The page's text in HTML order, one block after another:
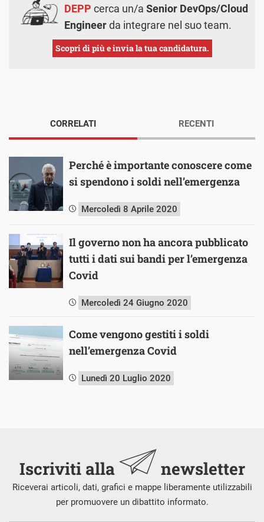
DEPP cerca un/a Senior DevOps/Cloud
Engineerda integrare nel suo team.
Scopri di più e invia la tua candidatura.
CORRELATI
Perché è importante conoscere come
si spendono i soldi nell’emergenza
Mercoledì 8 Aprile 2020
Il governo non ha ancora pubblicato
tutti i dati sui bandi per l’emergenza
Covid
Mercoledì 24 Giugno 2020
Come vengono gestiti i soldi
nell’emergenza Covid
Lunedì 20 Luglio 2020
RECENTI
Iscriviti alla newsletter
Riceverai articoli, dati, grafici e mappe liberamente utilizzabili
per promuovere un dibattito informato.